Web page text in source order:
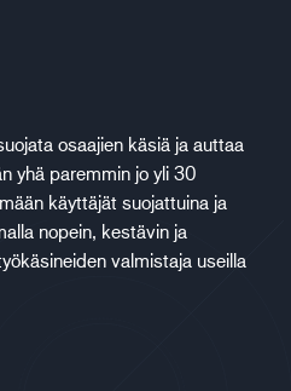
osaajien käsiä ja auttaa
yhä paremmin jo yli 30
käyttäjät suojattuina ja
nopein, kestävin ja
valmistaja useilla